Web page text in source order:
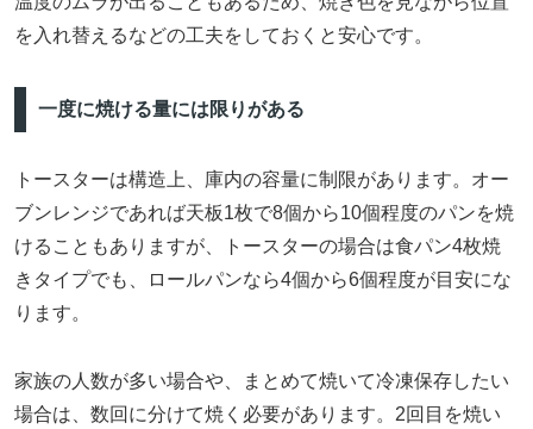
を入れ替えるなどの工夫をしておくと安心です。
一度に焼ける量には限りがある
トースターは構造上、庫内の容量に制限があります。オー
ブンレンジであれば天板1枚で8個から10個程度のパンを焼
けることもありますが、トースターの場合は食パン4枚焼
きタイプでも、ロールパンなら4個から6個程度が目安にな
ります。
家族の人数が多い場合や、まとめて焼いて冷凍保存したい
場合は、数回に分けて焼く必要があります。2回目を焼い